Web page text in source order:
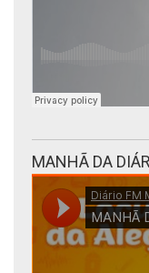
MANHÃ DA